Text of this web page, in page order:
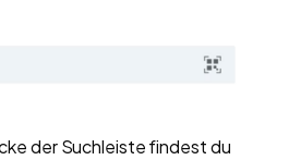
der Suchleiste findest du